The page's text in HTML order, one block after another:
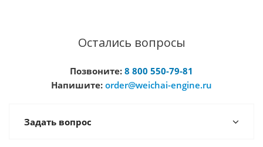
Остались вопросы
Позвоните: 8 800 550-79-81
Напишите: order@weichai-engine.ru
Задать вопрос